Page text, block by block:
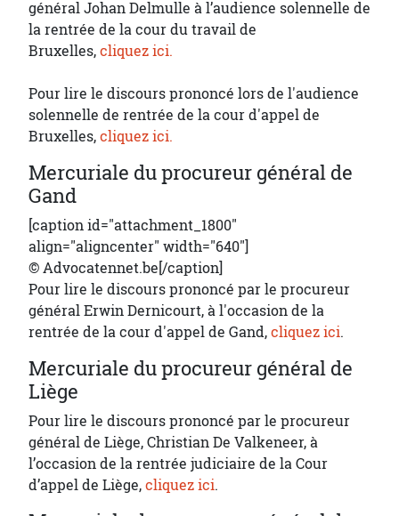
général Johan Delmulle à l’audience solennelle de
la rentrée de la cour du travail de
Bruxelles,cliquez ici.
Pour lire le discours prononcé lors de l'audience
solennelle de rentrée de la cour d'appel de
Bruxelles,cliquez ici.
Mercuriale du procureur général de
Gand
[caption id="attachment_1800"
align="aligncenter" width="640"]
© Advocatennet.be[/caption]
Pour lire le discours prononcé par le procureur
général Erwin Dernicourt, à l'occasion de la
rentrée de la cour d'appel de Gand,cliquez ici.
Mercuriale du procureur général de
Liège
Pour lire le discours prononcé par le procureur
général de Liège, Christian De Valkeneer, à
l’occasion de la rentrée judiciaire de la Cour
d’appel de Liège,cliquez ici.